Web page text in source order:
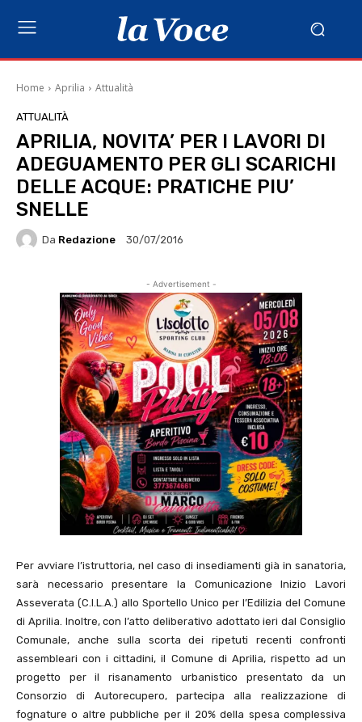
Home Aprilia Attualità
ATTUALITÀ
APRILIA, NOVITA’ PER I LAVORI DI
ADEGUAMENTO PER GLI SCARICHI
DELLE ACQUE: PRATICHE PIU’
SNELLE
Da Redazione 30/07/2016
- Advertisement -
Per avviare l’istruttoria, nel caso di insediamenti già in sanatoria,
sarà necessario presentare la Comunicazione Inizio Lavori
Asseverata (C.I.L.A.) allo Sportello Unico per l’Edilizia del Comune
di Aprilia. Inoltre, con l’atto deliberativo adottato ieri dal Consiglio
Comunale, anche sulla scorta dei ripetuti recenti confronti
assembleari con i cittadini, il Comune di Aprilia, rispetto ad un
progetto per il risanamento urbanistico presentato da un
Consorzio di Autorecupero, partecipa alla realizzazione di
fognature o altre pubbliche per il 20% della spesa complessiva